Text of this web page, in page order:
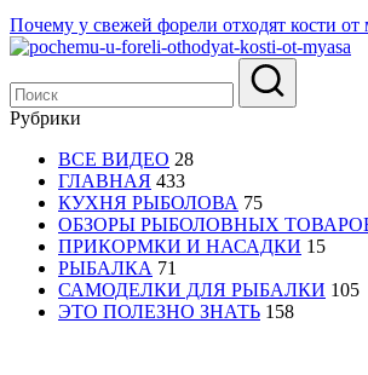
Почему у свежей форели отходят кости от
Рубрики
ВСЕ ВИДЕО 28
ГЛАВНАЯ 433
КУХНЯ РЫБОЛОВА 75
ОБЗОРЫ РЫБОЛОВНЫХ
ПРИКОРМКИ И НАСАДКИ 15
РЫБАЛКА 71
САМОДЕЛКИ ДЛЯ РЫБАЛКИ 105
ЭТО ПОЛЕЗНО ЗНАТЬ 158